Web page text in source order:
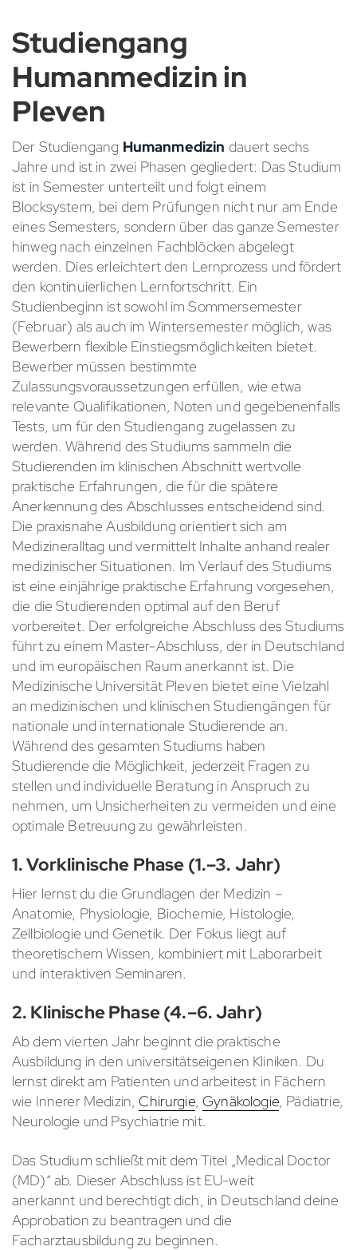
Studiengang
Humanmedizin in
Pleven
Der Studiengang Humanmedizin dauert sechs
Jahre und ist in zwei Phasen gegliedert: Das Studium
ist in Semester unterteilt und folgt einem
Blocksystem, bei dem Prüfungen nicht nur am Ende
eines Semesters, sondern über das ganze Semester
hinweg nach einzelnen Fachblöcken abgelegt
werden. Dies erleichtert den Lernprozess und fördert
den kontinuierlichen Lernfortschritt. Ein
Studienbeginn ist sowohl im Sommersemester
(Februar) als auch im Wintersemester möglich, was
Bewerbern flexible Einstiegsmöglichkeiten bietet.
Bewerber müssen bestimmte
Zulassungsvoraussetzungen erfüllen, wie etwa
relevante Qualifikationen, Noten und gegebenenfalls
Tests, um für den Studiengang zugelassen zu
werden. Während des Studiums sammeln die
Studierenden im klinischen Abschnitt wertvolle
praktische Erfahrungen, die für die spätere
Anerkennung des Abschlusses entscheidend sind.
Die praxisnahe Ausbildung orientiert sich am
Medizineralltag und vermittelt Inhalte anhand realer
medizinischer Situationen. Im Verlauf des Studiums
ist eine einjährige praktische Erfahrung vorgesehen,
die die Studierenden optimal auf den Beruf
vorbereitet. Der erfolgreiche Abschluss des Studiums
führt zu einem Master-Abschluss, der in Deutschland
und im europäischen Raum anerkannt ist. Die
Medizinische Universität Pleven bietet eine Vielzahl
an medizinischen und klinischen Studiengängen für
nationale und internationale Studierende an.
Während des gesamten Studiums haben
Studierende die Möglichkeit, jederzeit Fragen zu
stellen und individuelle Beratung in Anspruch zu
nehmen, um Unsicherheiten zu vermeiden und eine
optimale Betreuung zu gewährleisten.
1. Vorklinische Phase (1.–3. Jahr)
Hier lernst du die Grundlagen der Medizin –
Anatomie, Physiologie, Biochemie, Histologie,
Zellbiologie und Genetik. Der Fokus liegt auf
theoretischem Wissen, kombiniert mit Laborarbeit
und interaktiven Seminaren.
2. Klinische Phase (4.–6. Jahr)
Ab dem vierten Jahr beginnt die praktische
Ausbildung in den universitätseigenen Kliniken. Du
lernst direkt am Patienten und arbeitest in Fächern
wie Innerer Medizin,Chirurgie,Gynäkologie, Pädiatrie,
Neurologie und Psychiatrie mit.
Das Studium schließt mit dem Titel „Medical Doctor
(MD)“ ab. Dieser Abschluss ist EU-weit
anerkannt und berechtigt dich, in Deutschland deine
Approbation zu beantragen und die
Facharztausbildung zu beginnen.